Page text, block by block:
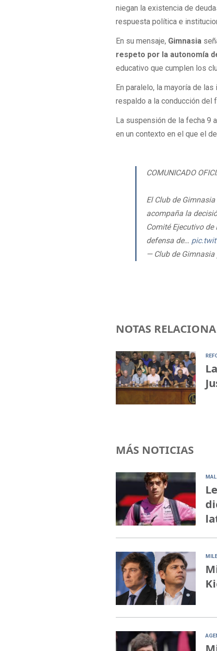
niegan la existencia de
respuesta política e
En su mensaje, Gimnasia
respeto por la autonomía
educativo que cumplen los
En paralelo, la mayoría de
respaldo a la conducción del
La suspensión de la fecha 9
en un contexto en el que el
COMUNICADO
El Club de
acompaña la
Comité Ejecutivo de
defensa de…
— Club de
NOTAS
MÁS NOTICIAS